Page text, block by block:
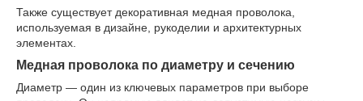
Также существует декоративная медная проволока,
используемая в дизайне, рукоделии и архитектурных
элементах.
Медная проволока по диаметру и сечению
Диаметр — один из ключевых параметров при выборе